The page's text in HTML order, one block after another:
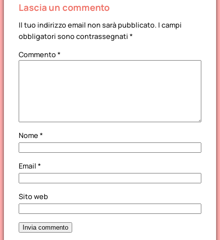
Lascia un commento
Il tuo indirizzo email non sarà pubblicato. I campi
obbligatori sono contrassegnati *
Commento *
Nome *
Email *
Sito web